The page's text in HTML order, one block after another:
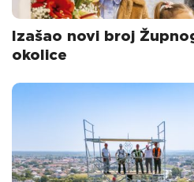
Izašao novi broj
okolice